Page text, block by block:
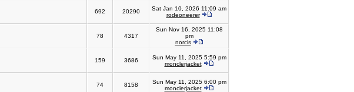
692 20290
Sat Jan 10, 2026 11:09 am
rodeoneerer
78 4317
Sun Nov 16, 2025 11:08
pm
norcis
159 3686
Sun May 11, 2025 5:59 pm
monclerjacket
74 8158
Sun May 11, 2025 6:00 pm
monclerjacket